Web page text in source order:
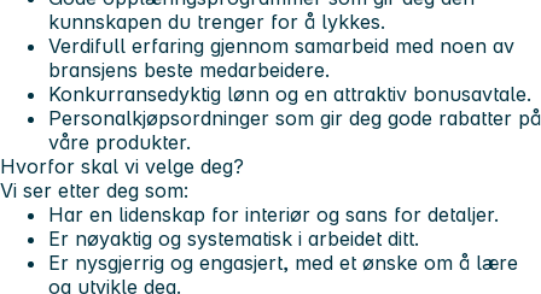
kunnskapen du trenger for å lykkes.
Verdifull erfaring gjennom samarbeid med noen av
bransjens beste medarbeidere.
Konkurransedyktig lønn og en attraktiv bonusavtale.
Personalkjøpsordninger som gir deg gode rabatter på
våre produkter.
Hvorfor skal vi velge deg?
Vi ser etter deg som:
Har en lidenskap for interiør og sans for detaljer.
Er nøyaktig og systematisk i arbeidet ditt.
Er nysgjerrig og engasjert, med et ønske om å lære
og utvikle deg.